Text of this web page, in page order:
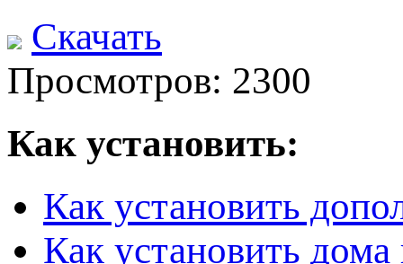
Скачать
Просмотров: 2300
Как установить:
Как установить
Как установить